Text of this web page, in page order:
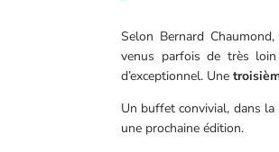
Selon Bernard
venus parfois de très
d’exceptionnel. Une
Un buffet convivial, dans
une prochaine édition.